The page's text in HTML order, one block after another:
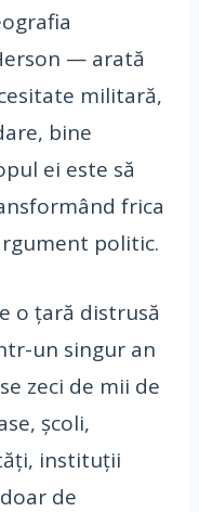
— arată
militară,
bine
ei este să
frica
politic.
o țară distrusă
un singur an
zeci de mii de
școli,
instituții
de